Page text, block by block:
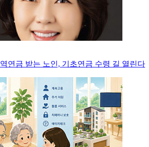
연금 받는 노인, 기초연금 수령 길 열린다